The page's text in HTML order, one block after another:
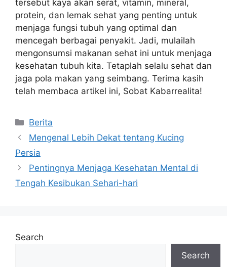
tersebut kaya akan serat, vitamin, mineral,
protein, dan lemak sehat yang penting untuk
menjaga fungsi tubuh yang optimal dan
mencegah berbagai penyakit. Jadi, mulailah
mengonsumsi makanan sehat ini untuk menjaga
kesehatan tubuh kita. Tetaplah selalu sehat dan
jaga pola makan yang seimbang. Terima kasih
telah membaca artikel ini, Sobat Kabarrealita!
Categories
Berita
Mengenal Lebih Dekat tentang Kucing
Persia
Pentingnya Menjaga Kesehatan Mental di
Tengah Kesibukan Sehari-hari
Search
Search